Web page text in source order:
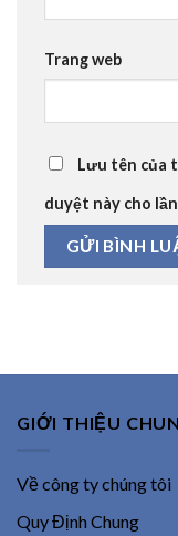
Trang web
Lưu tên của
duyệt này cho
GIỚI THIỆU
Về công ty chúng tôi
Quy Định Chung